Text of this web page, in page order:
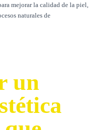
mejorar la calidad de la piel,
naturales de
un